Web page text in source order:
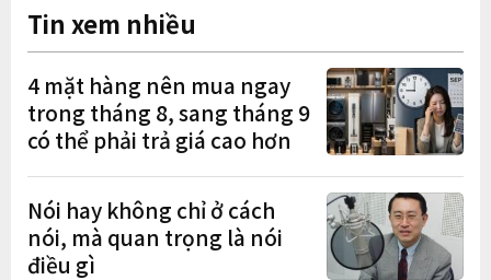
Tin xem nhiều
4 mặt hàng nên mua ngay
trong tháng 8, sang tháng 9
có thể phải trả giá cao hơn
Nói hay không chỉ ở cách
nói, mà quan trọng là nói
điều gì